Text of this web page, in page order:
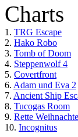
Charts
1. TRG Escape
2. Hako Robo
3. Tomb of Doom
4. Steppenwolf 4
5. Covertfront
6. Adam und Eva 2
7. Ancient Ship
8. Tucogas Room
9. Rette
10. Incognitus